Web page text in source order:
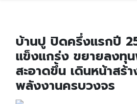
บ้านปู ปิดครึ่งแรกปี
แข็งแกร่ง ขยายลงทุ
สะอาดขึ้น เดินหน้าสร้
พลังงานครบวงจร